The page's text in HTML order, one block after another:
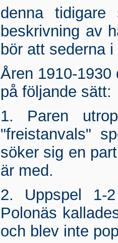
denna
beskrivning av
bör att sederna
Åren 1910-1930
på följande sätt:
1. Paren
"freistanvals"
söker sig en
är med.
2. Uppspel 1-
Polonäs
och blev inte